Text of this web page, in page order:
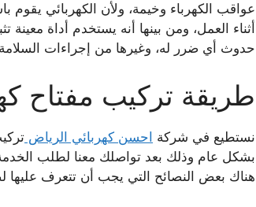
عواقب الكهرباء وخيمة، ولأن الكهربائي
أثناء العمل، ومن بينها أنه يستخدم أداة
حدوث أي ضرر له، وغيرها من إجراءات
طريقة تركيب مفتاح
نستطيع في شركة احسن كهربائي الرياض
بشكل عام وذلك بعد تواصلك معنا لطلب
هناك بعض النصائح التي يجب أن تتعرف